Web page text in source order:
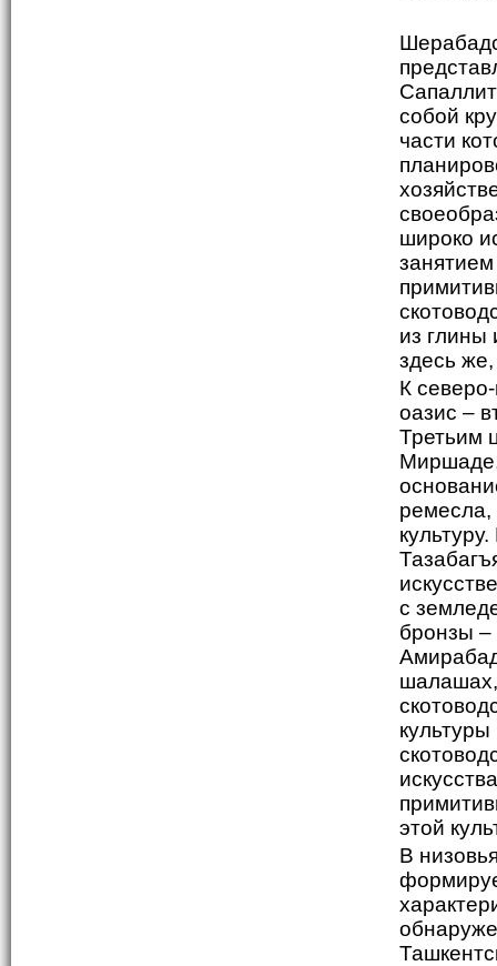
собой
части
широко
из глины
здесь
К
оазис –
Третьим
ремесла,
с
бронзы –
шалашах,
этой
В